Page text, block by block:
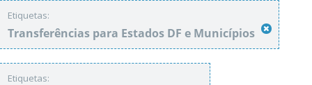
Etiquetas:
Transferências para Estados DF e Municípios
Etiquetas: